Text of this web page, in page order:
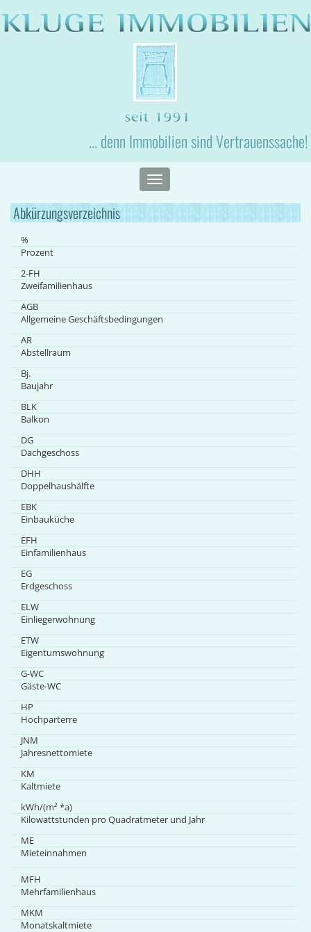
... denn Immobilien sind Vertrauenssache!
Toggle
navigation
Abkürzungsverzeichnis
%
Prozent
2-FH
Zweifamilienhaus
AGB
Allgemeine Geschäftsbedingungen
AR
Abstellraum
Bj.
Baujahr
BLK
Balkon
DG
Dachgeschoss
DHH
Doppelhaushälfte
EBK
Einbauküche
EFH
Einfamilienhaus
EG
Erdgeschoss
ELW
Einliegerwohnung
ETW
Eigentumswohnung
G-WC
Gäste-WC
HP
Hochparterre
JNM
Jahresnettomiete
KM
Kaltmiete
kWh/(m² *a)
Kilowattstunden pro Quadratmeter und Jahr
ME
Mieteinnahmen
MFH
Mehrfamilienhaus
MKM
Monatskaltmiete